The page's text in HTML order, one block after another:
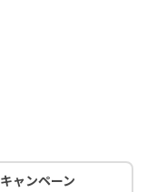
キャンペーン